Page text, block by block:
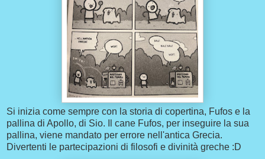
Si inizia come sempre con la storia di copertina, Fufos e la
pallina di Apollo, di Sio. Il cane Fufos, per inseguire la sua
pallina, viene mandato per errore nell'antica Grecia.
Divertenti le partecipazioni di filosofi e divinità greche :D